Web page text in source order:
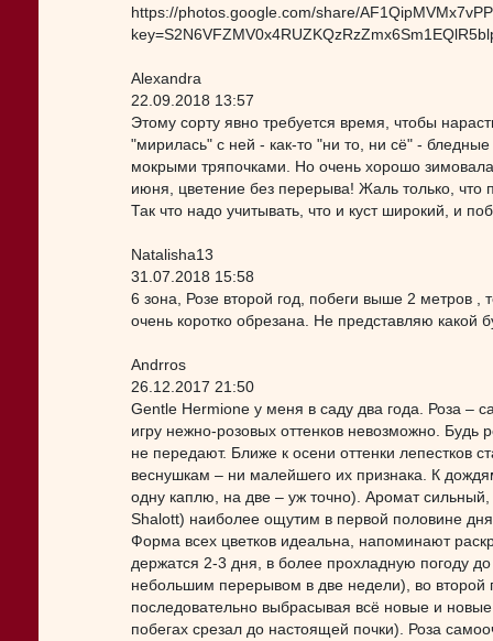
https://photos.google.com/share/
Alexandra
22.09.2018 13:57
Этому сорту явно требуется время, чтобы
"мирилась" с ней - как-то "ни то, ни сё" -
мокрыми тряпочками. Но очень хорошо
июня, цветение без перерыва! Жаль только, что
Так что надо учитывать, что и куст широкий, и
Natalisha13
31.07.2018 15:58
6 зона, Розе второй год, побеги выше 2 метров
очень коротко обрезана. Не представляю какой
Andrros
26.12.2017 21:50
Gentle Hermione у меня в саду два года. Роза –
игру нежно-розовых оттенков невозможно.
не передают. Ближе к осени оттенки лепестков
веснушкам – ни малейшего их признака. К
одну каплю, на две – уж точно). Аромат
Shalott) наиболее ощутим в первой половине
Форма всех цветков идеальна, напоминают
держатся 2-3 дня, в более прохладную погоду
небольшим перерывом в две недели), во второй
последовательно выбрасывая всё новые и
побегах срезал до настоящей почки). Роза